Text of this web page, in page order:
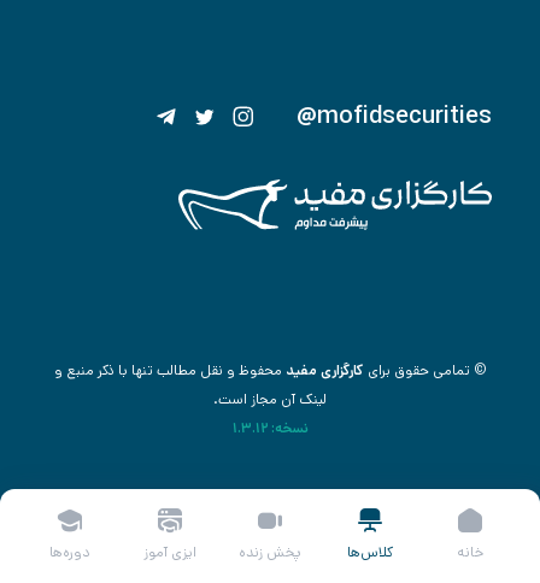
@mofidsecurities
© تمامی حقوق برای کارگزاری مفید محفوظ و نقل مطالب تنها با ذکر منبع و
لینک آن مجاز است.
نسخه: 1.3.12
خانه کلاس‌ها پخش زنده ایزی آموز دوره‌ها